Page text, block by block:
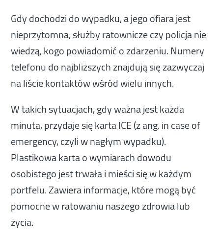
Gdy dochodzi do wypadku, a jego ofiara jest
nieprzytomna, służby ratownicze czy policja nie
wiedzą, kogo powiadomić o zdarzeniu. Numery
telefonu do najbliższych znajdują się zazwyczaj
na liście kontaktów wśród wielu innych.
W takich sytuacjach, gdy ważna jest każda
minuta, przydaje się karta ICE (z ang. in case of
emergency, czyli w nagłym wypadku).
Plastikowa karta o wymiarach dowodu
osobistego jest trwała i mieści się w każdym
portfelu. Zawiera informacje, które mogą być
pomocne w ratowaniu naszego zdrowia lub
życia.